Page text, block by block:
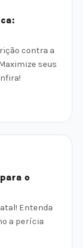
contra a
seus
o
Entenda
a perícia